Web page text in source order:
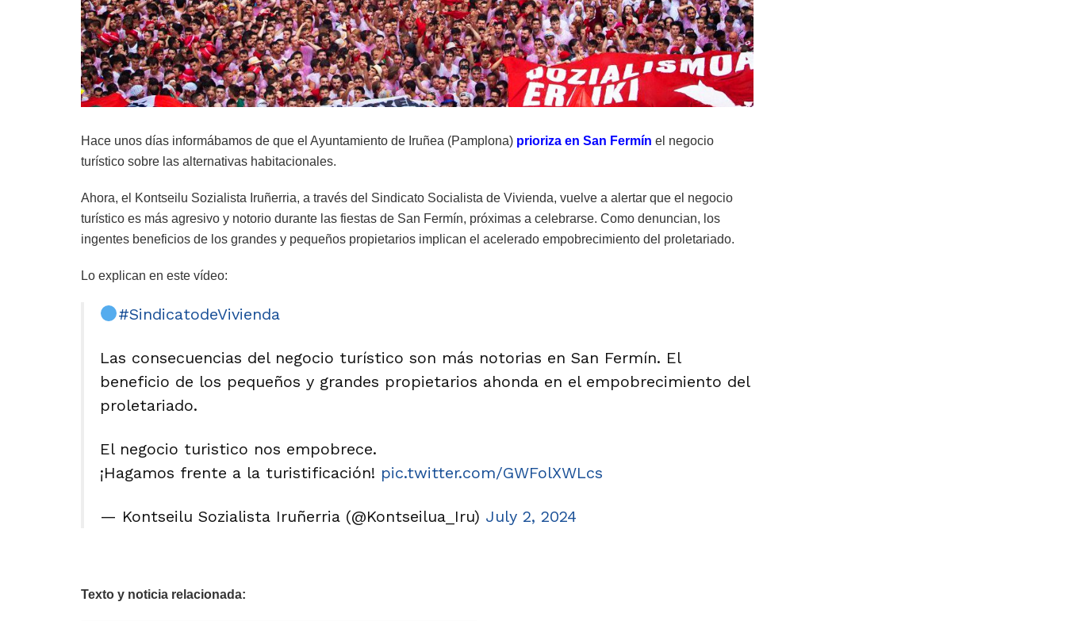
Hace unos días informábamos de que el Ayuntamiento de Iruñea (Pamplona) prioriza en San Fermín el negocio
turístico sobre las alternativas habitacionales.
Ahora, el Kontseilu Sozialista Iruñerria, a través del Sindicato Socialista de Vivienda, vuelve a alertar que el negocio
turístico es más agresivo y notorio durante las fiestas de San Fermín, próximas a celebrarse. Como denuncian, los
ingentes beneficios de los grandes y pequeños propietarios implican el acelerado empobrecimiento del proletariado.
Lo explican en este vídeo:
#SindicatodeVivienda
Las consecuencias del negocio turístico son más notorias en San Fermín. El
beneficio de los pequeños y grandes propietarios ahonda en el empobrecimiento del
proletariado.
El negocio turistico nos empobrece.
¡Hagamos frente a la turistificación! pic.twitter.com/GWFolXWLcs
— Kontseilu Sozialista Iruñerria (@Kontseilua_Iru) July 2, 2024
Texto y noticia relacionada: